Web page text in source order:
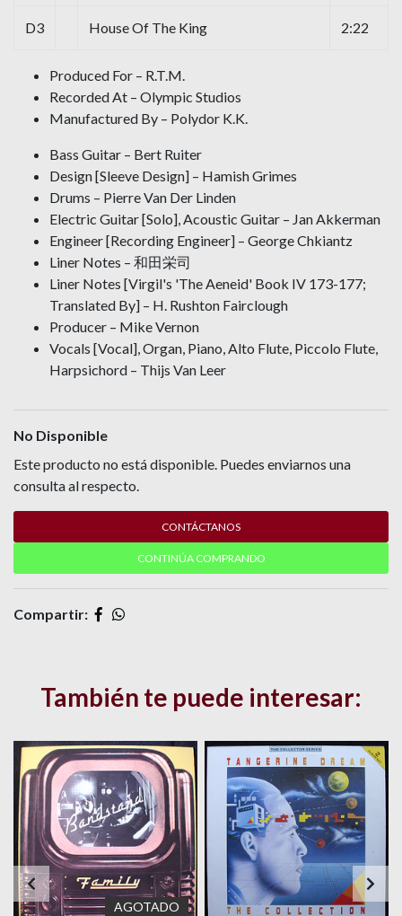
D3 House Of The King 2:22
Produced For – R.T.M.
Recorded At – Olympic Studios
Manufactured By – Polydor K.K.
Bass Guitar – Bert Ruiter
Design [Sleeve Design] – Hamish Grimes
Drums – Pierre Van Der Linden
Electric Guitar [Solo], Acoustic Guitar – Jan Akkerman
Engineer [Recording Engineer] – George Chkiantz
Liner Notes – 和田栄司
Liner Notes [Virgil's 'The Aeneid' Book IV 173-177;
Translated By] – H. Rushton Fairclough
Producer – Mike Vernon
Vocals [Vocal], Organ, Piano, Alto Flute, Piccolo Flute,
Harpsichord – Thijs Van Leer
No Disponible
Este producto no está disponible. Puedes enviarnos una
consulta al respecto.
CONTÁCTANOS
CONTINÚA COMPRANDO
Compartir:
También te puede interesar:
AGOTADO